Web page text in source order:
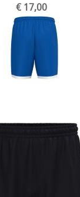
€ 17,00